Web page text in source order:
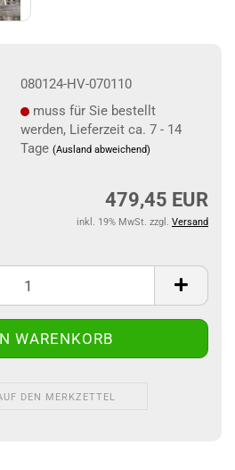
080124-HV-070110
muss für Sie bestellt
werden, Lieferzeit ca. 7 - 14
Tage (Ausland abweichend)
479,45 EUR
inkl. 19% MwSt. zzgl. Versand
DEN MERKZETTEL